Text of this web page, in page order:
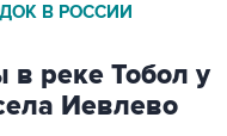
В РОССИИ
реке Тобол у
Иевлево